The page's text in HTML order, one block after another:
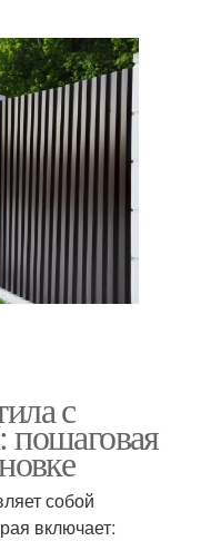
с
собой
включает: